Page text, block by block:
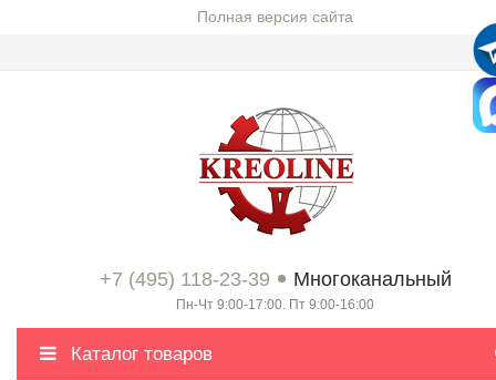
Полная версия сайта
+7 (495) 118-23-39 Многоканальный
Пн-Чт 9:00-17:00. Пт 9:00-16:00
Каталог товаров